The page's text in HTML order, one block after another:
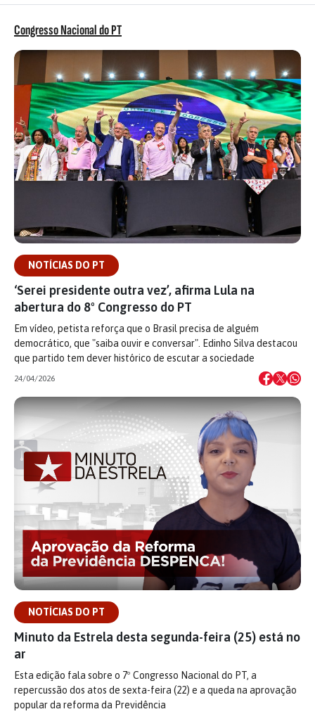
Congresso Nacional do PT
NOTÍCIAS DO PT
‘Serei presidente outra vez’, afirma Lula na
abertura do 8º Congresso do PT
Em vídeo, petista reforça que o Brasil precisa de alguém
democrático, que "saiba ouvir e conversar". Edinho Silva destacou
que partido tem dever histórico de escutar a sociedade
24/04/2026
NOTÍCIAS DO PT
Minuto da Estrela desta segunda-feira (25) está no
ar
Esta edição fala sobre o 7º Congresso Nacional do PT, a
repercussão dos atos de sexta-feira (22) e a queda na aprovação
popular da reforma da Previdência